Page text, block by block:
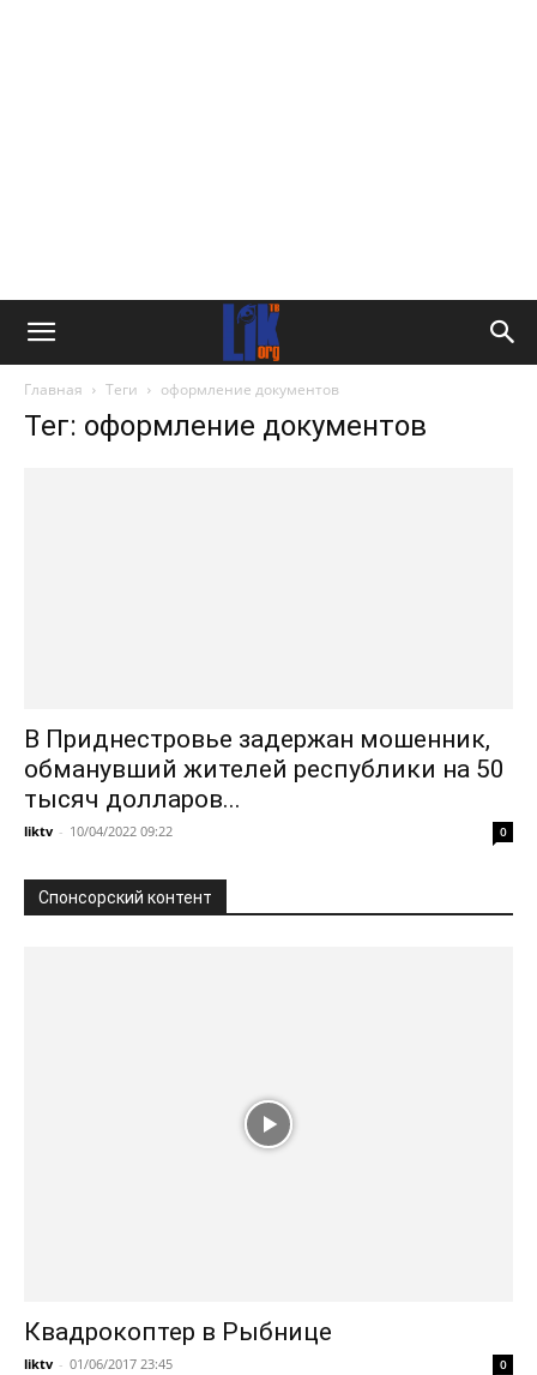
Главная Теги оформление документов
Тег: оформление документов
В Приднестровье задержан мошенник,
обманувший жителей республики на 50
тысяч долларов...
liktv - 10/04/2022 09:22 0
Спонсорский контент
Квадрокоптер в Рыбнице
liktv - 01/06/2017 23:45 0